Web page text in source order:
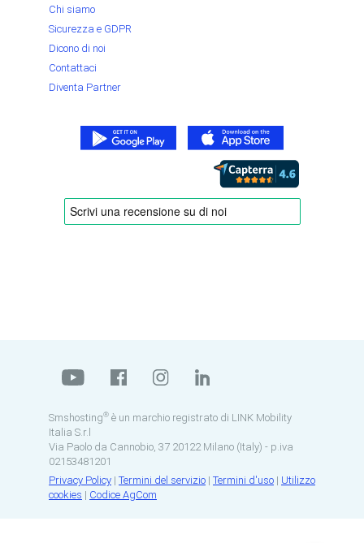
Chi siamo
Sicurezza e GDPR
Dicono di noi
Contattaci
Diventa Partner
Smshosting® è un marchio registrato di LINK Mobility
Italia S.r.l
Via Paolo da Cannobio, 37 20122 Milano (Italy) - p.iva
02153481201
Privacy Policy | Termini del servizio | Termini d'uso | Utilizzo
cookies | Codice AgCom